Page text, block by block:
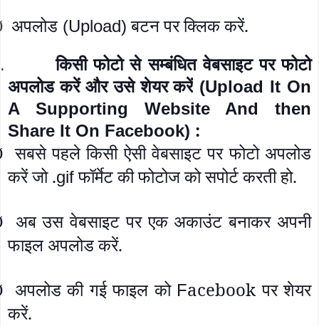
अपलोड (Upload) बटन पर क्लिक करें.
किसी फोटो से सम्बंधित वेबसाइट पर फोटो
अपलोड करें और उसे शेयर करें (Upload It On
A Supporting Website And then
Share It On Facebook) :
सबसे पहले किसी ऐसी वेबसाइट पर फोटो अपलोड
करें जो .gifफॉर्मेट की फोटोज को सपोर्ट करती हो.
अब उस वेबसाइट पर एक अकाउंट बनाकर अपनी
फाइल अपलोड करें.
अपलोड की गई फाइल को Facebook पर शेयर
करें.